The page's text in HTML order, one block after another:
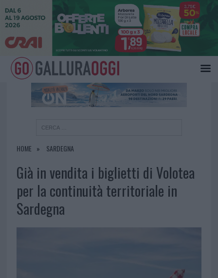
HOME SARDEGNA
Già in vendita i biglietti di Volotea
per la continuità territoriale in
Sardegna
×